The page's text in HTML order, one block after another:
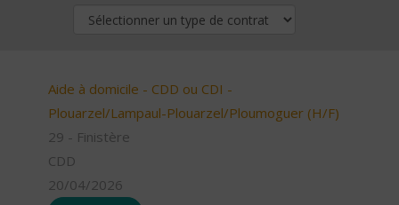
Aide à domicile - CDD ou CDI -
Plouarzel/Lampaul-Plouarzel/Ploumoguer (H/F)
29 - Finistère
CDD
20/04/2026